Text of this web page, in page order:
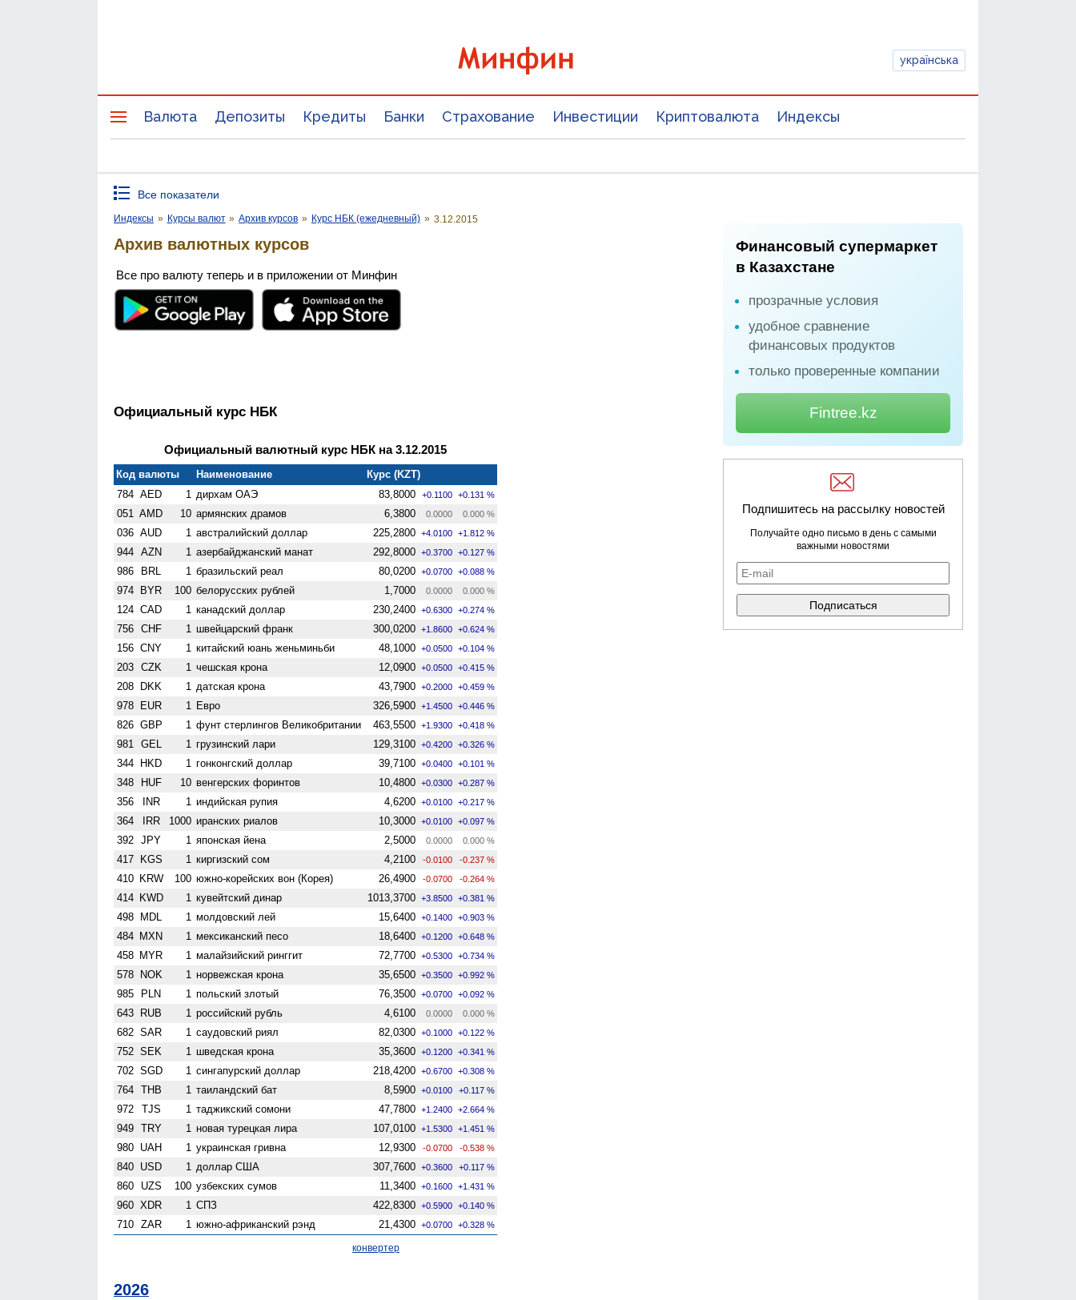
українська
Валюта Депозиты Кредиты Банки Страхование Инвестиции Криптовалюта Индексы
Все показатели
Индексы » Курсы валют » Архив курсов » Курс НБК (ежедневный) » 3.12.2015
Архив валютных курсов
Все про валюту теперь и в приложении от Минфин
Официальный курс НБК
Официальный валютный курс НБК на 3.12.2015
Код валюты Наименование
Курс (KZT)
784 AED 1 дирхам ОАЭ 83,8000 +0.1100 +0.131 %
051 AMD 10 армянских драмов 6,3800 0.0000 0.000 %
036 AUD 1 австралийский доллар 225,2800 +4.0100 +1.812 %
944 AZN 1 азербайджанский манат 292,8000 +0.3700 +0.127 %
986 BRL 1 бразильский реал 80,0200 +0.0700 +0.088 %
974 BYR 100 белорусских рублей 1,7000 0.0000 0.000 %
124 CAD 1 канадский доллар 230,2400 +0.6300 +0.274 %
756 CHF 1 швейцарский франк 300,0200 +1.8600 +0.624 %
156 CNY 1 китайский юань женьминьби 48,1000 +0.0500 +0.104 %
203 CZK 1 чешская крона 12,0900 +0.0500 +0.415 %
208 DKK 1 датская крона 43,7900 +0.2000 +0.459 %
978 EUR 1 Евро 326,5900 +1.4500 +0.446 %
826 GBP 1 фунт стерлингов Велико­британии 463,5500 +1.9300 +0.418 %
981 GEL 1 грузинский лари 129,3100 +0.4200 +0.326 %
344 HKD 1 гонконгский доллар 39,7100 +0.0400 +0.101 %
348 HUF 10 венгерских форинтов 10,4800 +0.0300 +0.287 %
356 INR 1 индийская рупия 4,6200 +0.0100 +0.217 %
364 IRR 1000 иранских риалов 10,3000 +0.0100 +0.097 %
392 JPY 1 японская йена 2,5000 0.0000 0.000 %
417 KGS 1 киргизский сом 4,2100 -0.0100 -0.237 %
410 KRW 100 южно-корейских вон (Корея) 26,4900 -0.0700 -0.264 %
414 KWD 1 кувейтский динар 1013,3700 +3.8500 +0.381 %
498 MDL 1 молдовский лей 15,6400 +0.1400 +0.903 %
484 MXN 1 мексиканский песо 18,6400 +0.1200 +0.648 %
458 MYR 1 малайзийский ринггит 72,7700 +0.5300 +0.734 %
578 NOK 1 норвежская крона 35,6500 +0.3500 +0.992 %
985 PLN 1 польский злотый 76,3500 +0.0700 +0.092 %
643 RUB 1 российский рубль 4,6100 0.0000 0.000 %
682 SAR 1 саудовский риял 82,0300 +0.1000 +0.122 %
752 SEK 1 шведская крона 35,3600 +0.1200 +0.341 %
702 SGD 1 сингапурский доллар 218,4200 +0.6700 +0.308 %
764 THB 1 таиландский бат 8,5900 +0.0100 +0.117 %
972 TJS 1 таджикский сомони 47,7800 +1.2400 +2.664 %
949 TRY 1 новая турецкая лира 107,0100 +1.5300 +1.451 %
980 UAH 1 украинская гривна 12,9300 -0.0700 -0.538 %
840 USD 1 доллар США 307,7600 +0.3600 +0.117 %
860 UZS 100 узбекских сумов 11,3400 +0.1600 +1.431 %
960 XDR 1 СПЗ 422,8300 +0.5900 +0.140 %
710 ZAR 1 южно-африканский рэнд 21,4300 +0.0700 +0.328 %
конвертер
2026
Финансовый супермаркет
в Казахстане
прозрачные условия
удобное сравнение
финансовых продуктов
только проверенные компании
Fintree.kz
Подпишитесь на рассылку новостей
Получайте одно письмо в день с самыми
важными новостями